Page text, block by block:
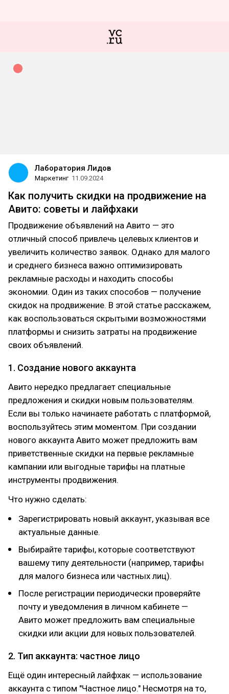
Лаборатория Лидов
Маркетинг 11.09.2024
Как получить скидки на продвижение на
Авито: советы и лайфхаки
Продвижение объявлений на Авито — это
отличный способ привлечь целевых клиентов и
увеличить количество заявок. Однако для малого
и среднего бизнеса важно оптимизировать
рекламные расходы и находить способы
экономии. Один из таких способов — получение
скидок на продвижение. В этой статье расскажем,
как воспользоваться скрытыми возможностями
платформы и снизить затраты на продвижение
своих объявлений.
1. Создание нового аккаунта
Авито нередко предлагает специальные
предложения и скидки новым пользователям.
Если вы только начинаете работать с платформой,
воспользуйтесь этим моментом. При создании
нового аккаунта Авито может предложить вам
приветственные скидки на первые рекламные
кампании или выгодные тарифы на платные
инструменты продвижения.
Что нужно сделать:
Зарегистрировать новый аккаунт, указывая все
актуальные данные.
Выбирайте тарифы, которые соответствуют
вашему типу деятельности (например, тарифы
для малого бизнеса или частных лиц).
После регистрации периодически проверяйте
почту и уведомления в личном кабинете —
Авито может предложить вам специальные
скидки или акции для новых пользователей.
2. Тип аккаунта: частное лицо
Ещё один интересный лайфхак — использование
аккаунта с типом "Частное лицо." Несмотря на то,